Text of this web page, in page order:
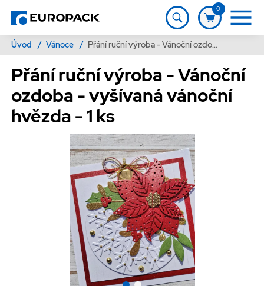
0
Úvod / Vánoce / Přání ruční výroba - Vánoční ozdoba - vyšívaná vánoční hvězda - 1 ks
Přání ruční výroba - Vánoční
ozdoba - vyšívaná vánoční
hvězda - 1 ks